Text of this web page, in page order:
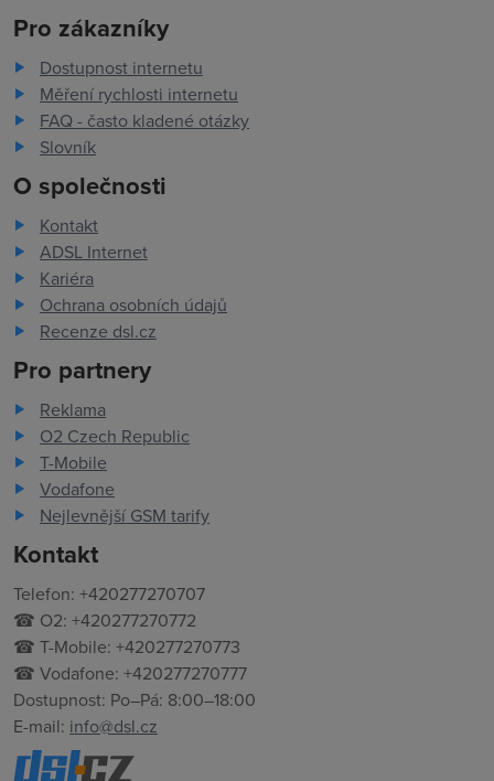
Pro zákazníky
Dostupnost internetu
Měření rychlosti internetu
FAQ - často kladené otázky
Slovník
O společnosti
Kontakt
ADSL Internet
Kariéra
Ochrana osobních údajů
Recenze dsl.cz
Pro partnery
Reklama
O2 Czech Republic
T-Mobile
Vodafone
Nejlevnější GSM tarify
Kontakt
Telefon: +420277270707
☎ O2: +420277270772
☎ T-Mobile: +420277270773
☎ Vodafone: +420277270777
Dostupnost: Po–Pá: 8:00–18:00
E-mail: info@dsl.cz